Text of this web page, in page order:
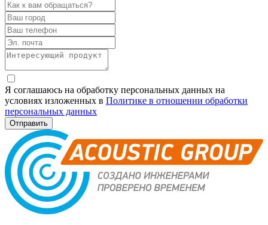
Я соглашаюсь на обработку персональных данных на
условиях изложенных в Политике в отношении обработки
персональных данных